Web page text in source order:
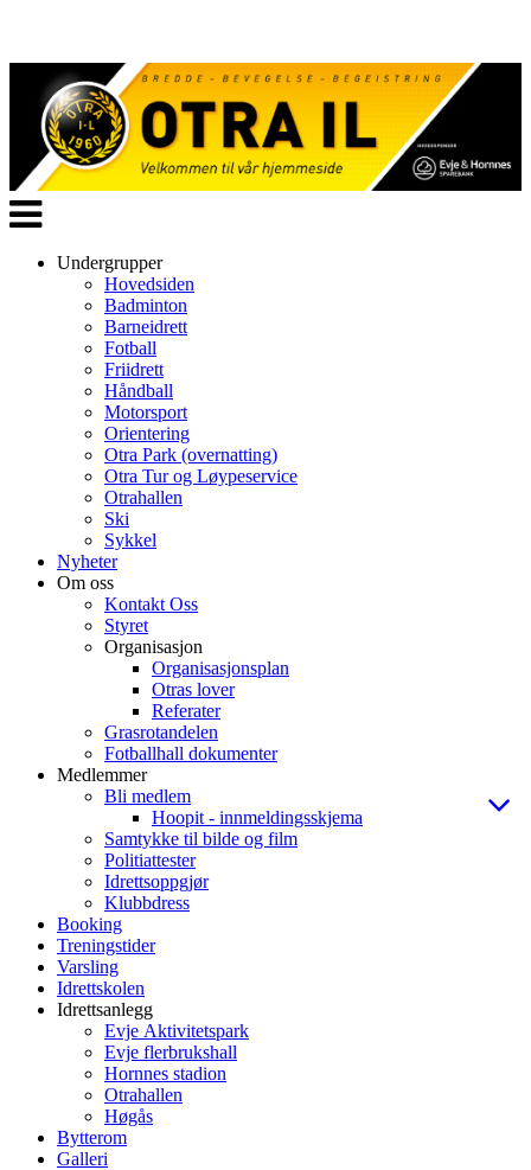
Veksle
navigasjon
Undergrupper
Hovedsiden
Badminton
Barneidrett
Fotball
Friidrett
Håndball
Motorsport
Orientering
Otra Park (overnatting)
Otra Tur og Løypeservice
Otrahallen
Ski
Sykkel
Nyheter
Om oss
Kontakt Oss
Styret
Organisasjon
Organisasjonsplan
Otras lover
Referater
Grasrotandelen
Fotballhall dokumenter
Medlemmer
Bli medlem
Hoopit - innmeldingsskjema
Samtykke til bilde og film
Politiattester
Idrettsoppgjør
Klubbdress
Booking
Treningstider
Varsling
Idrettskolen
Idrettsanlegg
Evje Aktivitetspark
Evje flerbrukshall
Hornnes stadion
Otrahallen
Høgås
Bytterom
Galleri